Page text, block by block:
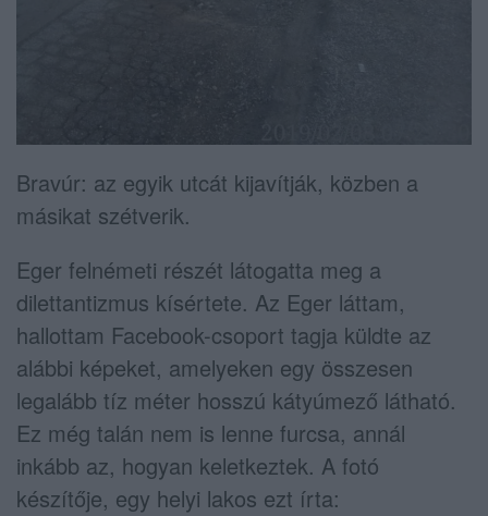
Bravúr: az egyik utcát kijavítják, közben a
másikat szétverik.
Eger felnémeti részét látogatta meg a
dilettantizmus kísértete. Az Eger láttam,
hallottam Facebook-csoport tagja küldte az
alábbi képeket, amelyeken egy összesen
legalább tíz méter hosszú kátyúmező látható.
Ez még talán nem is lenne furcsa, annál
inkább az, hogyan keletkeztek. A fotó
készítője, egy helyi lakos ezt írta: